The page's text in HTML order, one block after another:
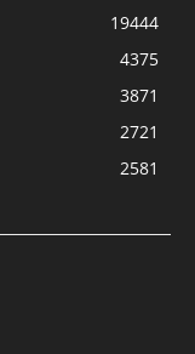
19444
4375
3871
2721
2581